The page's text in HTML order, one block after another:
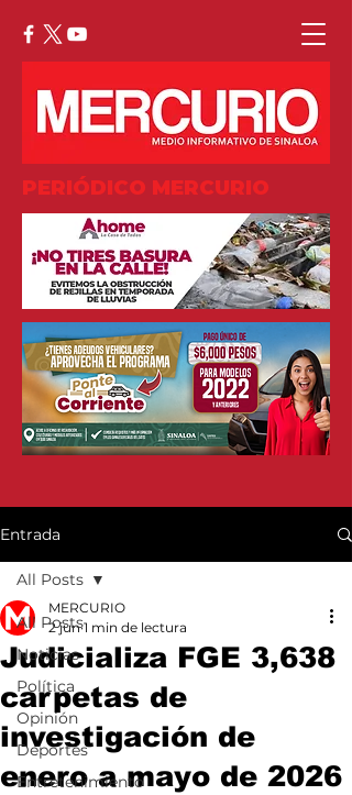
PERIÓDICO MERCURIO
Entrada
All Posts
Noticias
Política
Opinión
Deportes
Entretenimiento
All Posts
Judicializa FGE 3,638
carpetas de
investigación de
enero a mayo de 2026
MERCURIO
2 jun 1 min de lectura